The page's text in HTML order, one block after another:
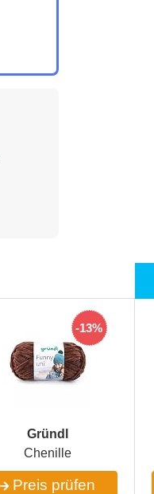
-13%
Gründl
Chenille
Preis prüfen